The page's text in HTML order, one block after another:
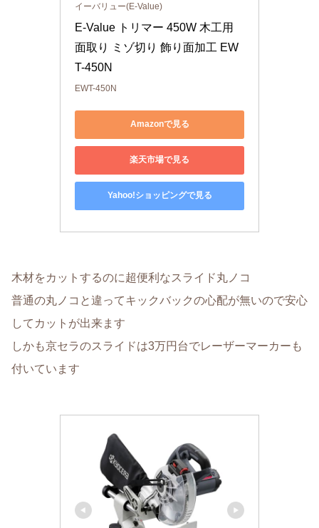
イーバリュー(E-Value)
E-Value トリマー 450W 木工用
面取り ミゾ切り 飾り面加工 EW
T-450N
EWT-450N
Amazonで見る
楽天市場で見る
Yahoo!ショッピングで見る
木材をカットするのに超便利なスライド丸ノコ
普通の丸ノコと違ってキックバックの心配が無いので安心
してカットが出来ます
しかも京セラのスライドは3万円台でレーザーマーカーも
付いています